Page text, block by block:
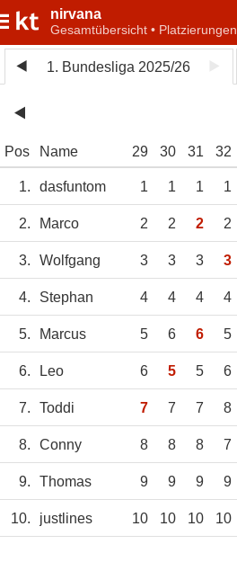
nirvana
Gesamtübersicht • Platzierungen
1. Bundesliga 2025/26
Pos Name 29 30 31 32
1. dasfuntom 1 1 1 1
2. Marco 2 2 2 2
3. Wolfgang 3 3 3 3
4. Stephan 4 4 4 4
5. Marcus 5 6 6 5
6. Leo 6 5 5 6
7. Toddi 7 7 7 8
8. Conny 8 8 8 7
9. Thomas 9 9 9 9
10. justlines 10 10 10 10